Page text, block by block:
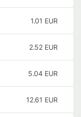
1.01 EUR
2.52 EUR
5.04 EUR
12.61 EUR